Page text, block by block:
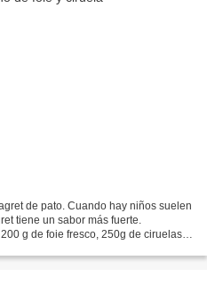
de pato. Cuando hay niños suelen
tiene un sabor más fuerte.
g de foie fresco, 250g de ciruelas